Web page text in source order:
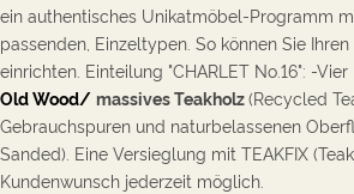
ein authentisches Unikatmöbel-Programm
passenden, Einzeltypen. So können Sie
einrichten. Einteilung "CHARLET No.16": -
Old Wood/ massives Teakholz(Recycled
Gebrauchspuren und naturbelassenen
Sanded). Eine Versieglung mit TEAKFIX (
Kundenwunsch jederzeit möglich.